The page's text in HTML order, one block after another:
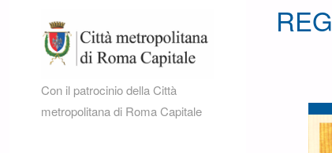
Con il patrocinio della Città
metropolitana di Roma Capitale